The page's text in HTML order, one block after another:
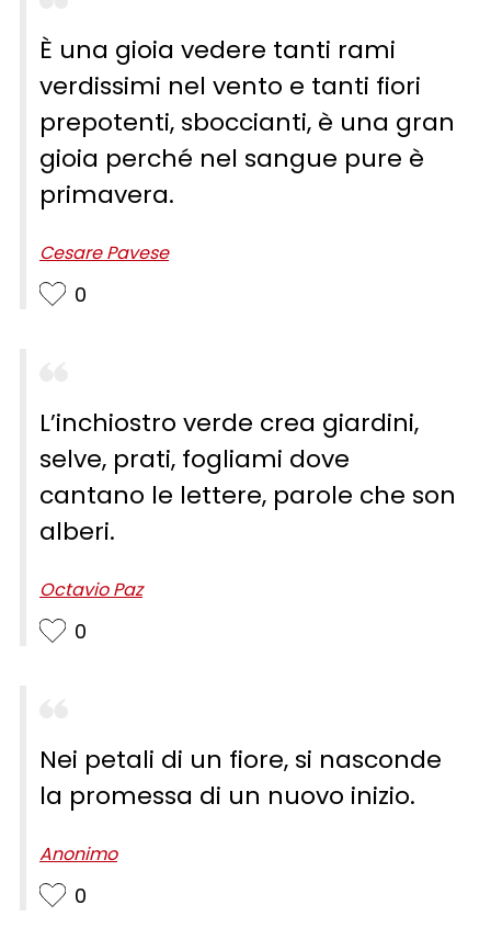
È una gioia vedere tanti rami
verdissimi nel vento e tanti fiori
prepotenti, sboccianti, è una gran
gioia perché nel sangue pure è
primavera.
Cesare Pavese
0
L’inchiostro verde crea giardini,
selve, prati, fogliami dove
cantano le lettere, parole che son
alberi.
Octavio Paz
0
Nei petali di un fiore, si nasconde
la promessa di un nuovo inizio.
Anonimo
0